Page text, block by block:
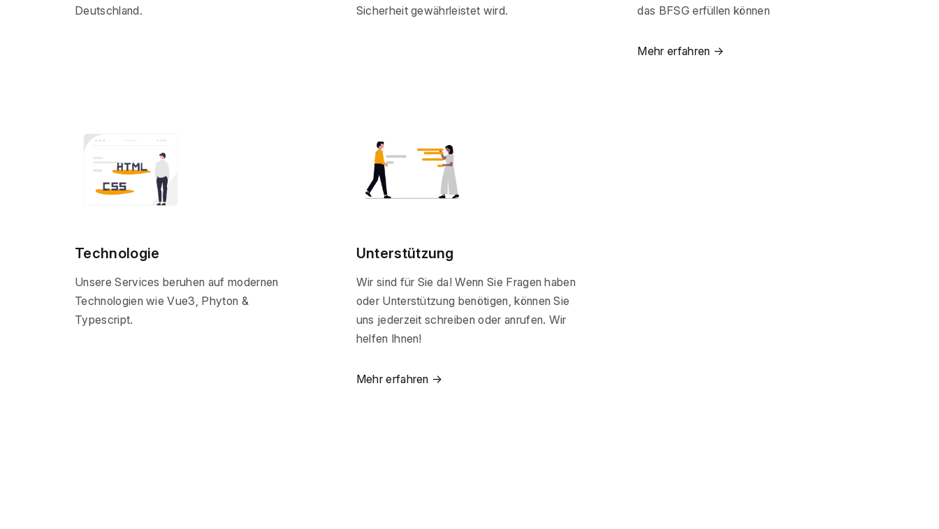
Deutschland.
Sicherheit gewährleistet wird.
das BFSG erfüllen können
Mehr erfahren →
Technologie
Unsere Services beruhen auf modernen
Technologien wie Vue3, Phyton &
Typescript.
Unterstützung
Wir sind für Sie da! Wenn Sie Fragen haben
oder Unterstützung benötigen, können Sie
uns jederzeit schreiben oder anrufen. Wir
helfen Ihnen!
Mehr erfahren →